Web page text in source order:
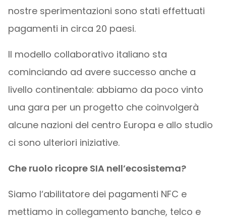
nostre sperimentazioni sono stati effettuati
pagamenti in circa 20 paesi.
Il modello collaborativo italiano sta
cominciando ad avere successo anche a
livello continentale: abbiamo da poco vinto
una gara per un progetto che coinvolgerà
alcune nazioni del centro Europa e allo studio
ci sono ulteriori iniziative.
Che ruolo ricopre SIA nell’ecosistema?
Siamo l‘abilitatore dei pagamenti NFC e
mettiamo in collegamento banche, telco e